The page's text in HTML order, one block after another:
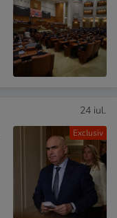
Exclusiv
24 iul.